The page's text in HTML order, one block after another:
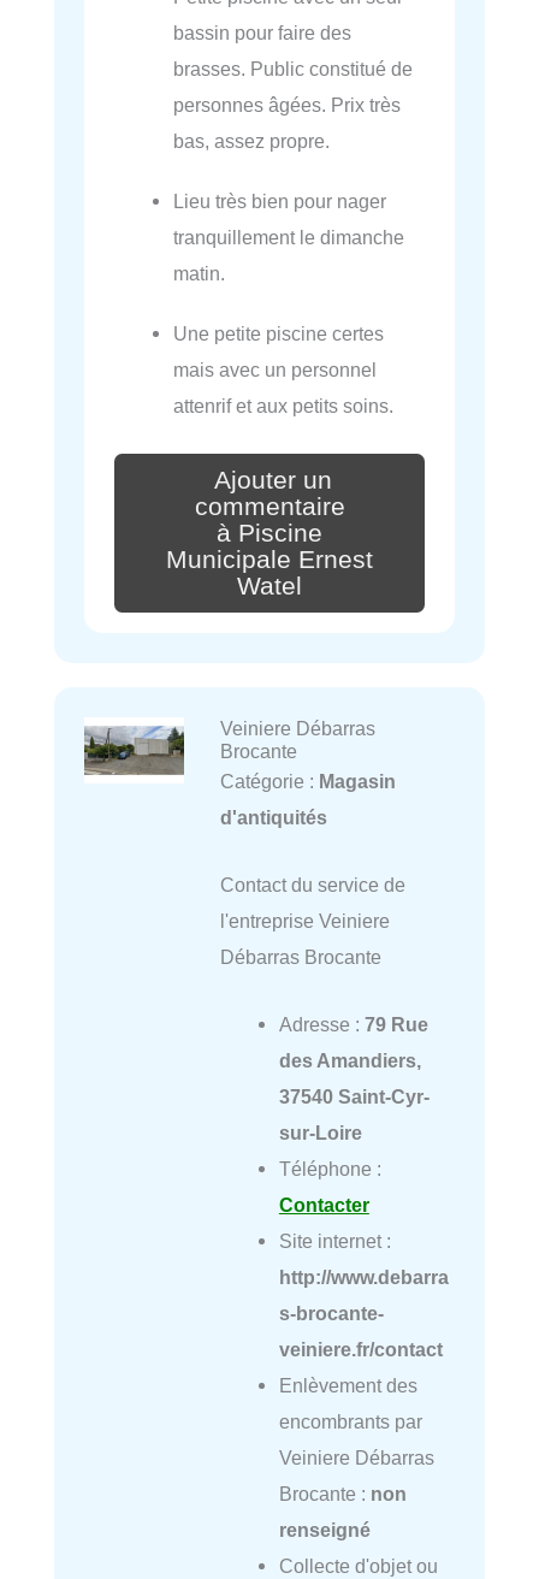
bassin pour faire des
brasses. Public constitué de
personnes âgées. Prix très
bas, assez propre.
Lieu très bien pour nager
tranquillement le dimanche
matin.
Une petite piscine certes
mais avec un personnel
attenrif et aux petits soins.
Ajouter un
commentaire
à Piscine
Municipale Ernest
Watel
Veiniere Débarras
Brocante
Catégorie : Magasin
d'antiquités
Contact du service de
l'entreprise Veiniere
Débarras Brocante
Adresse : 79 Rue
des Amandiers,
37540 Saint-Cyr-
sur-Loire
Téléphone :
Contacter
Site internet :
http://www.debarra
s-brocante-
veiniere.fr/contact
Enlèvement des
encombrants par
Veiniere Débarras
Brocante : non
renseigné
Collecte d'objet ou